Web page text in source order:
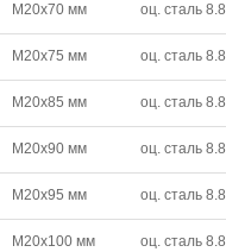
M20x70 мм оц. сталь 8.8
M20x75 мм оц. сталь 8.8
M20x85 мм оц. сталь 8.8
M20x90 мм оц. сталь 8.8
M20x95 мм оц. сталь 8.8
M20x100 мм оц. сталь 8.8